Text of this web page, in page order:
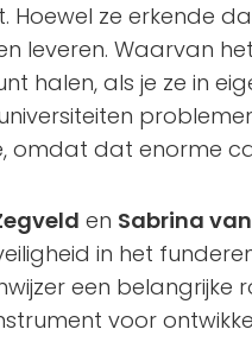
Hoewel ze erkende
leveren. Waarvan
halen, als je ze in
omdat dat enorme
en Sabrina
in het
een belangrijke
voor